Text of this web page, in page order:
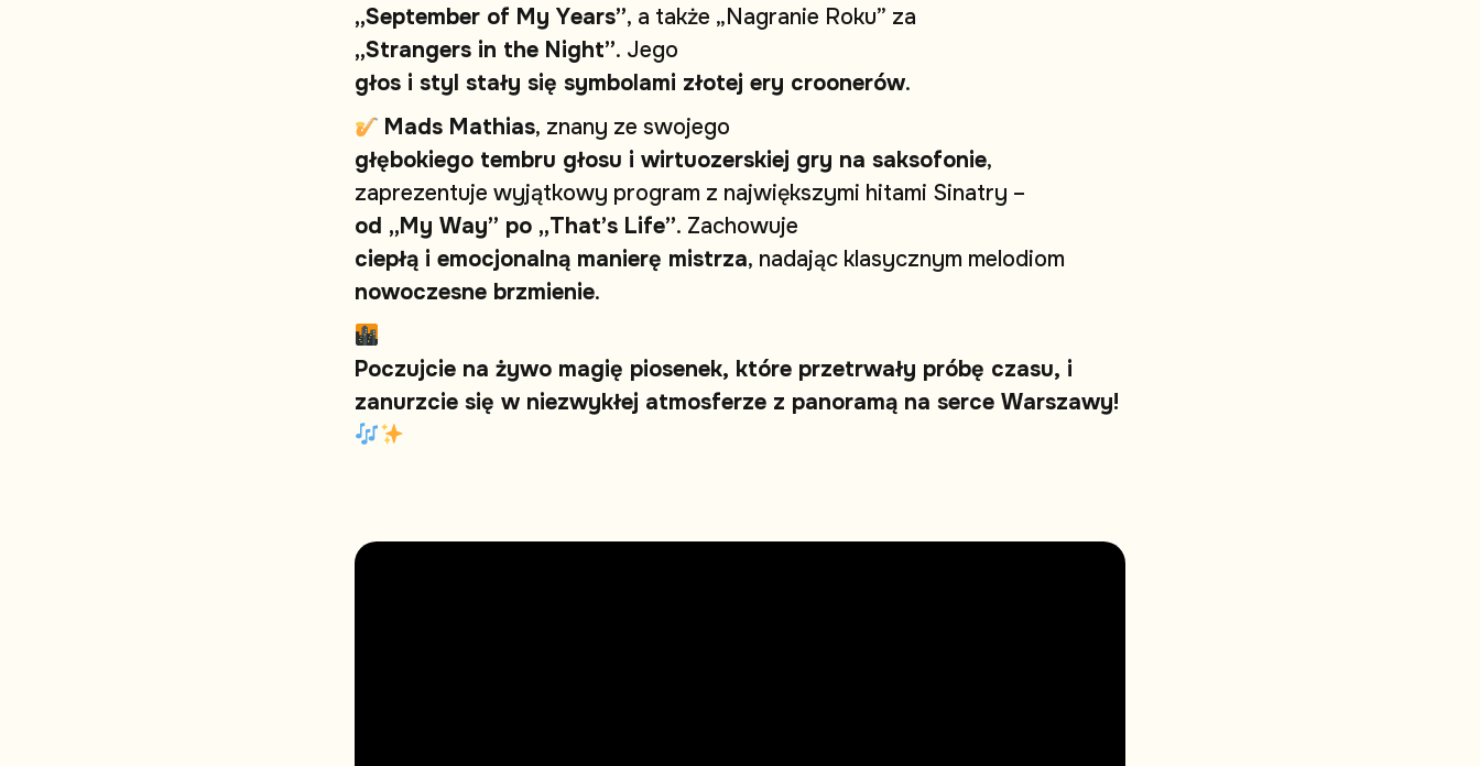
„September of My Years”, a także „Nagranie Roku” za
„Strangers in the Night”. Jego
głos i styl stały się symbolami złotej ery croonerów.
Mads Mathias, znany ze swojego
głębokiego tembru głosu i wirtuozerskiej gry na saksofonie,
zaprezentuje wyjątkowy program z największymi hitami Sinatry –
od „My Way” po „That’s Life”. Zachowuje
ciepłą i emocjonalną manierę mistrza, nadając klasycznym melodiom
nowoczesne brzmienie.
Poczujcie na żywo magię piosenek, które przetrwały próbę czasu, i
zanurzcie się w niezwykłej atmosferze z panoramą na serce Warszawy!